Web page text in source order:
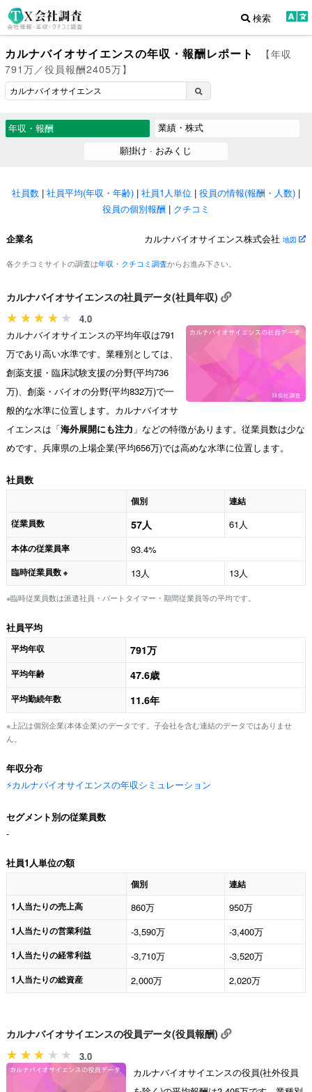
検索
カルナバイオサイエンスの年収・報酬レポート
【年収
791万／役員報酬2405万】
年収・報酬
業績・株式
願掛け · おみくじ
社員数 | 社員平均(年収・年齢) | 社員1人単位 | 役員の情報(報酬・人数) |
役員の個別報酬 | クチコミ
企業名 カルナバイオサイエンス株式会社 地図
各クチコミサイトの調査は年収・クチコミ調査からお進み下さい。
カルナバイオサイエンスの社員データ(社員年収)
4.0
カルナバイオサイエンスの平均年収は791
万であり高い水準です。業種別としては、
創薬支援・臨床試験支援の分野(平均736
万)、創薬・バイオの分野(平均832万)で一
般的な水準に位置します。カルナバイオサ
イエンスは「海外展開にも注力 」などの特徴があります。従業員数は少な
めです。兵庫県の上場企業(平均656万)では高めな水準に位置します。
社員数
個別
連結
従業員数
57人 61人
本体の従業員率 93.4%
臨時従業員数 ※ 13人 13人
※臨時従業員数は派遣社員・パートタイマー・期間従業員等の平均です。
社員平均
平均年収 791万
平均年齢 47.6歳
平均勤続年数 11.6年
※上記は個別企業(本体企業)のデータです。子会社を含む連結のデータではありませ
ん。
年収分布
⚡️カルナバイオサイエンスの年収シミュレーション
セグメント別の従業員数
-
社員1人単位の額
個別
連結
1人当たりの売上高
860万 950万
1人当たりの営業利益 -3,590万 -3,400万
1人当たりの経常利益 -3,710万 -3,520万
1人当たりの総資産 2,000万 2,020万
カルナバイオサイエンスの役員データ(役員報酬)
3.0
カルナバイオサイエンスの役員(社外役員